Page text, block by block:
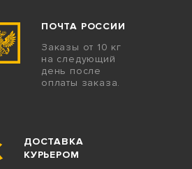
ПОЧТА РОССИИ
Заказы от 10 кг
на следующий
день после
оплаты заказа.
ДОСТАВКА
КУРЬЕРОМ